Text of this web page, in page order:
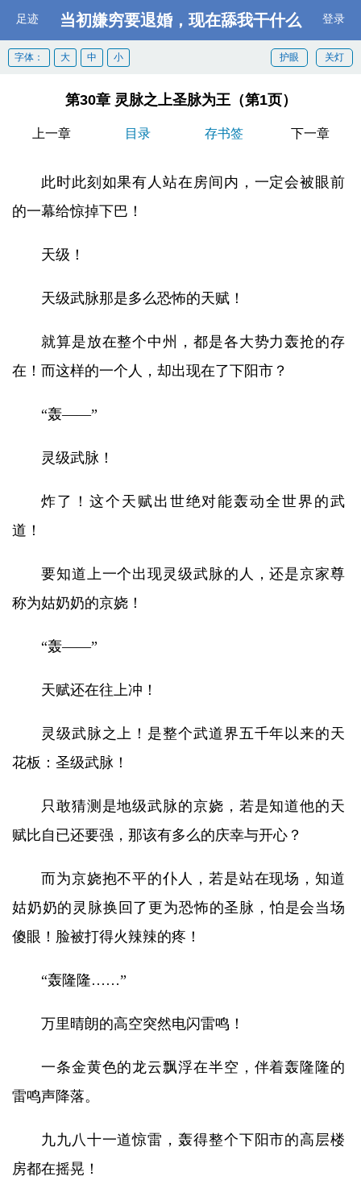
足迹 当初嫌穷要退婚，现在舔我干什么 登录
关灯
护眼
字体： 大 中 小
第30章 灵脉之上圣脉为王（第1页）
上一章 目录 存书签 下一章
此时此刻如果有人站在房间内，一定会被眼前
的一幕给惊掉下巴！
天级！
天级武脉那是多么恐怖的天赋！
就算是放在整个中州，都是各大势力轰抢的存
在！而这样的一个人，却出现在了下阳市？
“轰——”
灵级武脉！
炸了！这个天赋出世绝对能轰动全世界的武
道！
要知道上一个出现灵级武脉的人，还是京家尊
称为姑奶奶的京娆！
“轰——”
天赋还在往上冲！
灵级武脉之上！是整个武道界五千年以来的天
花板：圣级武脉！
只敢猜测是地级武脉的京娆，若是知道他的天
赋比自已还要强，那该有多么的庆幸与开心？
而为京娆抱不平的仆人，若是站在现场，知道
姑奶奶的灵脉换回了更为恐怖的圣脉，怕是会当场
傻眼！脸被打得火辣辣的疼！
“轰隆隆……”
万里晴朗的高空突然电闪雷鸣！
一条金黄色的龙云飘浮在半空，伴着轰隆隆的
雷鸣声降落。
九九八十一道惊雷，轰得整个下阳市的高层楼
房都在摇晃！